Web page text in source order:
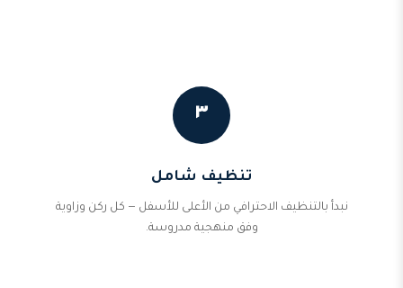
٣
تنظيف شامل
نبدأ بالتنظيف الاحترافي من الأعلى للأسفل — كل ركن وزاوية
وفق منهجية مدروسة.